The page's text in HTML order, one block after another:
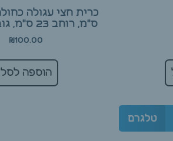
ס"מ, רוחב 23 ס"מ, גובה 12 ס"מ
₪100.00
הוספה לסל
טלגרם